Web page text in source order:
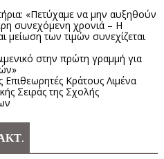
«Πετύχαμε να μην αυξηθούν
συνεχόμενη χρονιά – Η
μείωση των τιμών συνεχίζεται
στην πρώτη γραμμή για
Κράτους Λιμένα
Σειράς της Σχολής